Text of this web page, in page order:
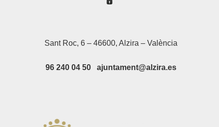
Sant Roc, 6 – 46600, Alzira – València
96 240 04 50 ajuntament@alzira.es